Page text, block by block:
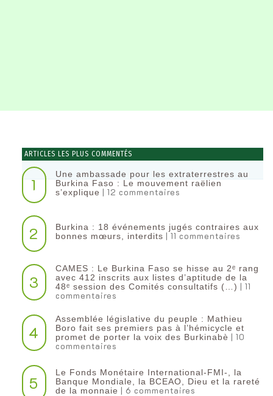
ARTICLES LES PLUS COMMENTÉS
1
Une ambassade pour les extraterrestres au
Burkina Faso : Le mouvement raëlien
s’explique | 12 commentaires
2
Burkina : 18 événements jugés contraires aux
bonnes mœurs, interdits | 11 commentaires
3
CAMES : Le Burkina Faso se hisse au 2ᵉ rang
avec 412 inscrits aux listes d’aptitude de la
48ᵉ session des Comités consultatifs (…) | 11
commentaires
4
Assemblée législative du peuple : Mathieu
Boro fait ses premiers pas à l’hémicycle et
promet de porter la voix des Burkinabè | 10
commentaires
5
Le Fonds Monétaire International-FMI-, la
Banque Mondiale, la BCEAO, Dieu et la rareté
de la monnaie | 6 commentaires